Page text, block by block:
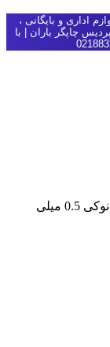
اداری و بایگانی ،
چاپگر باران | با
اولین کسی باشید که دیدگاهی می نویسد “مداد نوکی 0.5 میلی